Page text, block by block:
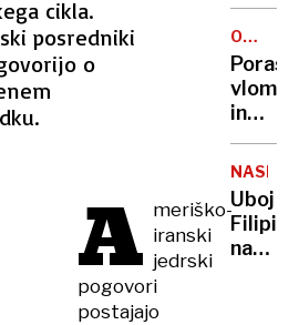
cikla.
posredniki
o
A meriško-
iranski
jedrski
pogovori
postajajo
za
je
Simon
Savšek
Porast
vlomov
in
tatvin:
Policija
razbila
tolpo
NASILJE
Uboj
na